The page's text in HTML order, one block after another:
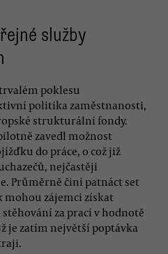
služby
poklesu
politika zaměstnanosti,
strukturální fondy.
zavedl možnost
do práce, o což již
nejčastěji
Průměrně činí patnáct set
mohou zájemci získat
za prací v hodnotě
je zatím největší poptávka